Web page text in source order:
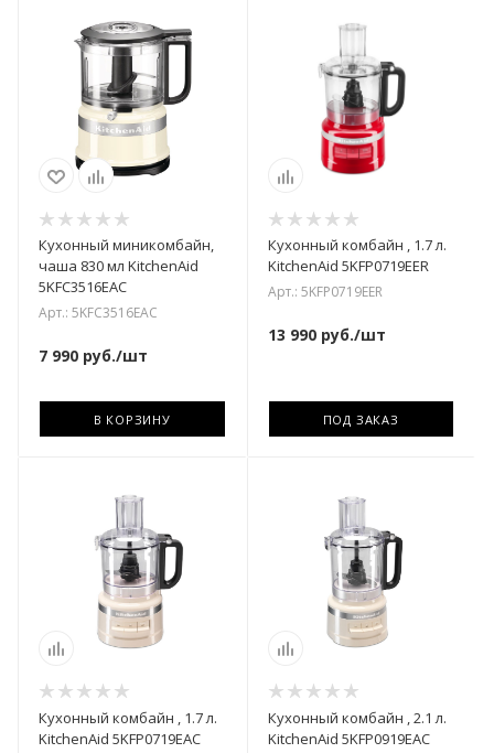
Кухонный миникомбайн,
чаша 830 мл KitchenAid
5KFC3516EAC
Арт.: 5KFC3516EAC
7 990 руб./шт
В КОРЗИНУ
Кухонный комбайн , 1.7 л.
KitchenAid 5KFP0719EER
Арт.: 5KFP0719EER
13 990руб./шт
ПОД ЗАКАЗ
Кухонный комбайн , 1.7 л.
KitchenAid 5KFP0719EAC
Кухонный комбайн , 2.1 л.
KitchenAid 5KFP0919EAC